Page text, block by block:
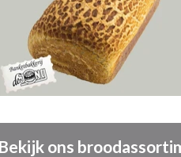
Bekijk ons